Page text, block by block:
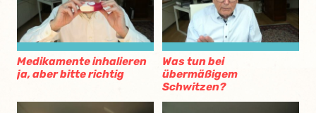
Medikamente inhalieren
ja, aber bitte richtig
Was tun bei
übermäßigem
Schwitzen?